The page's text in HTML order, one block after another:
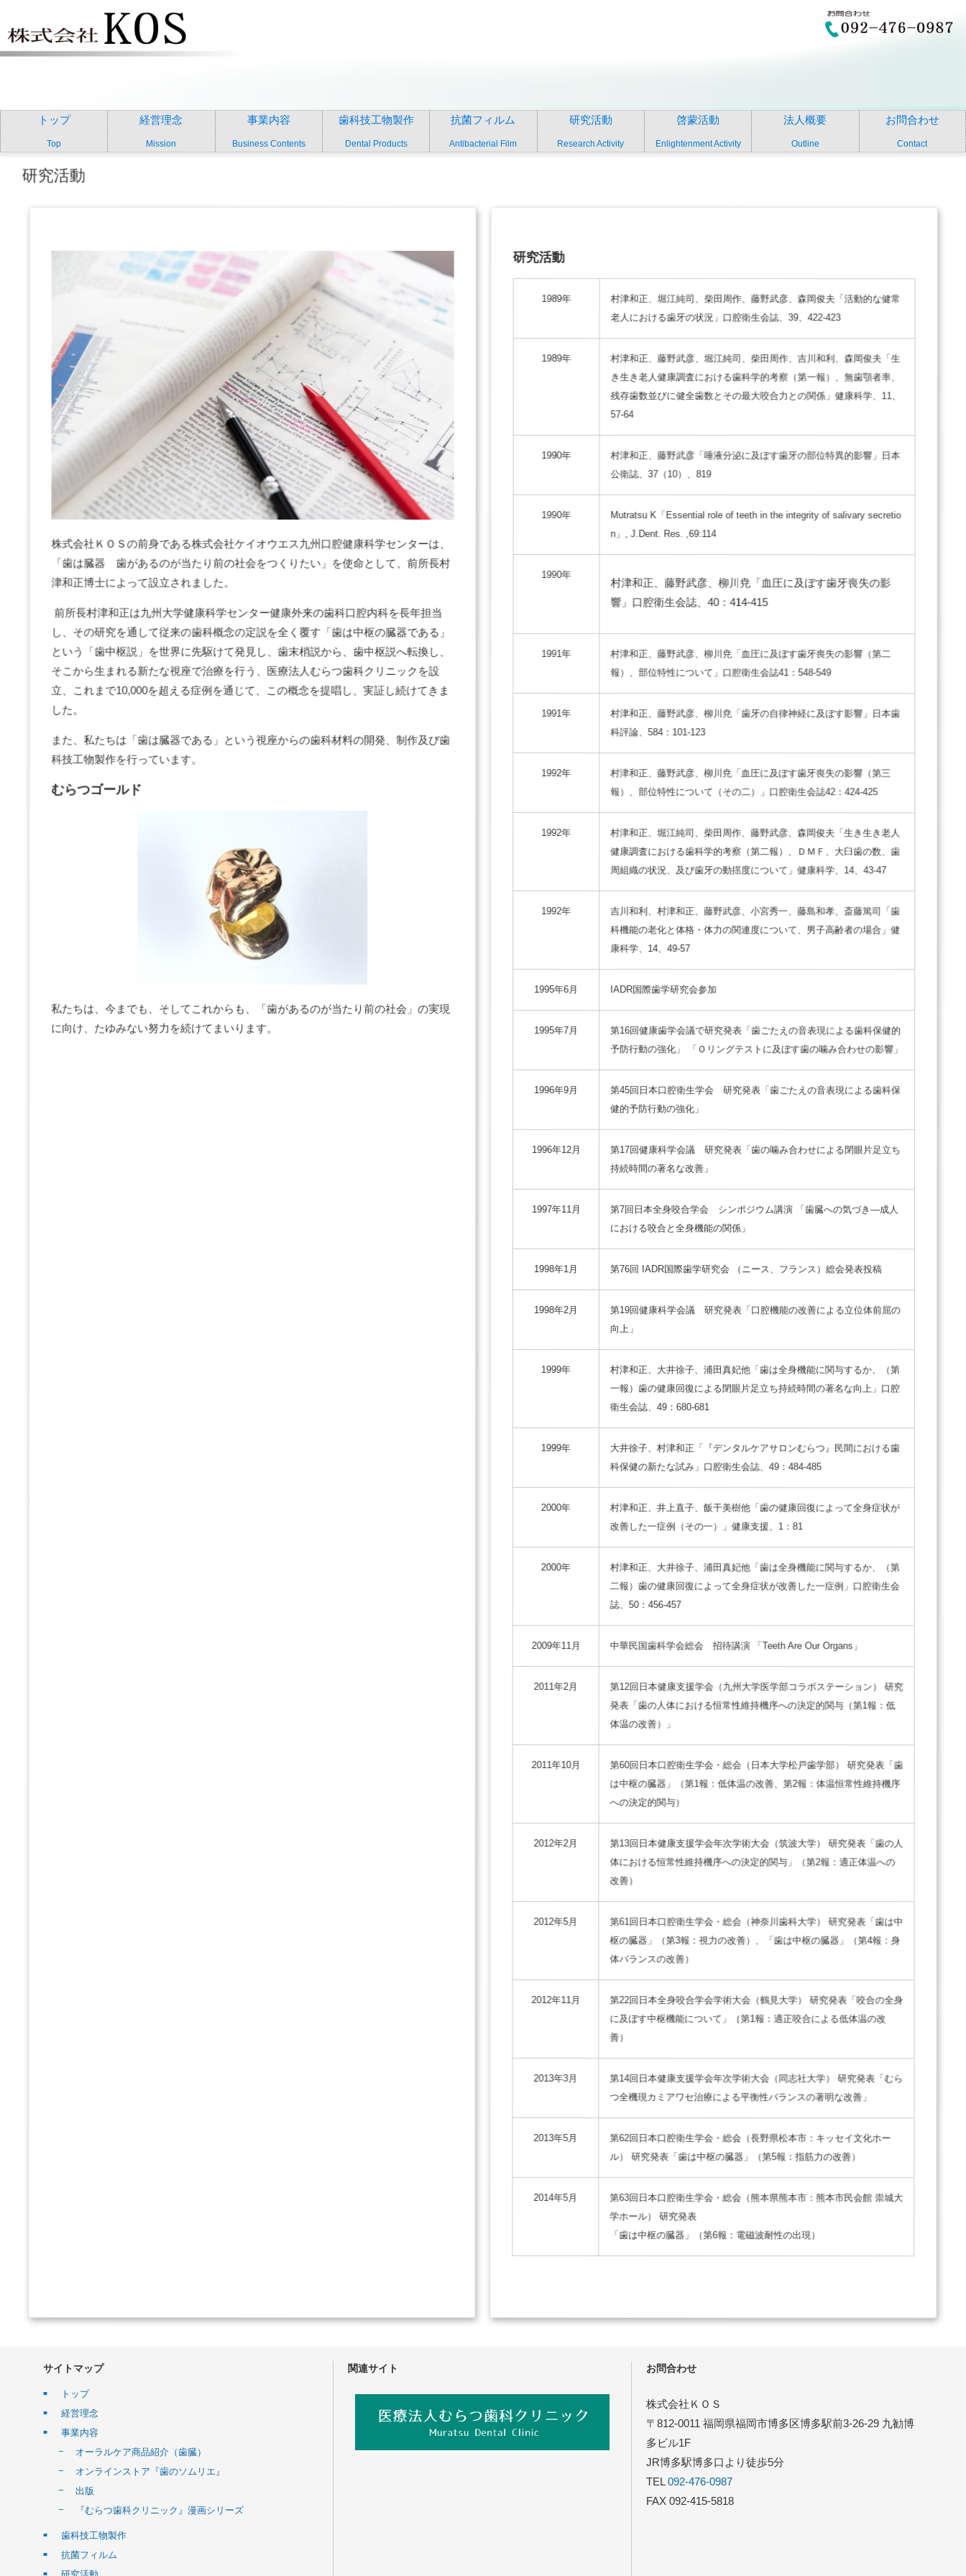
トップ
Top
経営理念
Mission
事業内容
Business Contents
歯科技工物製作
Dental Products
抗菌フィルム
Antibacterial Film
研究活動
Research Activity
啓蒙活動
Enlightenment Activity
法人概要
Outline
お問合わせ
Contact
研究活動
株式会社ＫＯＳの前身である株式会社ケイオウエス九州口腔健康科学センターは、
「歯は臓器 歯があるのが当たり前の社会をつくりたい」を使命として、前所長村
津和正博士によって設立されました。
前所長村津和正は九州大学健康科学センター健康外来の歯科口腔内科を長年担当
し、その研究を通して従来の歯科概念の定説を全く覆す「歯は中枢の臓器である」
という「歯中枢説」を世界に先駆けて発見し、歯末梢説から、歯中枢説へ転換し、
そこから生まれる新たな視座で治療を行う、医療法人むらつ歯科クリニックを設
立、これまで10,000を超える症例を通じて、この概念を提唱し、実証し続けてきま
した。
また、私たちは「歯は臓器である」という視座からの歯科材料の開発、制作及び歯
科技工物製作を行っています。
むらつゴールド
私たちは、今までも、そしてこれからも、「歯があるのが当たり前の社会」の実現
に向け、たゆみない努力を続けてまいります。
研究活動
1989年 村津和正、堀江純司、柴田周作、藤野武彦、森岡俊夫「活動的な健常
老人における歯牙の状況」口腔衛生会誌、39、422-423
1989年 村津和正、藤野武彦、堀江純司、柴田周作、吉川和利、森岡俊夫「生
き生き老人健康調査における歯科学的考察（第一報）、無歯顎者率、
残存歯数並びに健全歯数とその最大咬合力との関係」健康科学、11、
57-64
1990年 村津和正、藤野武彦「唾液分泌に及ぼす歯牙の部位特異的影響」日本
公衛誌、37（10）、819
1990年 Mutratsu K「Essential role of teeth in the integrity of salivary secretio
n」, J.Dent. Res. ,69:114
1990年
村津和正、藤野武彦、柳川尭「血圧に及ぼす歯牙喪失の影
響」口腔衛生会誌、40：414-415
1991年 村津和正、藤野武彦、柳川尭「血圧に及ぼす歯牙喪失の影響（第二
報）、部位特性について」口腔衛生会誌41：548-549
1991年 村津和正、藤野武彦、柳川尭「歯牙の自律神経に及ぼす影響」日本歯
科評論、584：101-123
1992年 村津和正、藤野武彦、柳川尭「血圧に及ぼす歯牙喪失の影響（第三
報）、部位特性について（その二）」口腔衛生会誌42：424-425
1992年
村津和正、堀江純司、柴田周作、藤野武彦、森岡俊夫「生き生き老人
健康調査における歯科学的考察（第二報）、ＤＭＦ、大臼歯の数、歯
周組織の状況、及び歯牙の動揺度について」健康科学、14、43-47
1992年
吉川和利、村津和正、藤野武彦、小宮秀一、藤島和孝、斎藤篤司「歯
科機能の老化と体格・体力の関連度について、男子高齢者の場合」健
康科学、14、49-57
1995年6月 IADR国際歯学研究会参加
1995年7月 第16回健康歯学会議で研究発表「歯ごたえの音表現による歯科保健的
予防行動の強化」 「Ｏリングテストに及ぼす歯の噛み合わせの影響」
1996年9月 第45回日本口腔衛生学会 研究発表「歯ごたえの音表現による歯科保
健的予防行動の強化」
1996年12月 第17回健康科学会議 研究発表「歯の噛み合わせによる閉眼片足立ち
持続時間の著名な改善」
1997年11月 第7回日本全身咬合学会 シンポジウム講演 「歯臓への気づき―成人
における咬合と全身機能の関係」
1998年1月 第76回 IADR国際歯学研究会 （ニース、フランス）総会発表投稿
1998年2月 第19回健康科学会議 研究発表「口腔機能の改善による立位体前屈の
向上」
1999年
村津和正、大井徐子、浦田真妃他「歯は全身機能に関与するか、（第
一報）歯の健康回復による閉眼片足立ち持続時間の著名な向上」口腔
衛生会誌、49：680-681
1999年 大井徐子、村津和正「『デンタルケアサロンむらつ』民間における歯
科保健の新たな試み」口腔衛生会誌、49：484-485
2000年 村津和正、井上直子、飯干美樹他「歯の健康回復によって全身症状が
改善した一症例（その一）」健康支援、1：81
2000年 村津和正、大井徐子、浦田真妃他「歯は全身機能に関与するか、（第
二報）歯の健康回復によって全身症状が改善した一症例」口腔衛生会
誌、50：456-457
2009年11月 中華民国歯科学会総会 招待講演 「Teeth Are Our Organs」
2011年2月 第12回日本健康支援学会（九州大学医学部コラボステーション） 研究
発表「歯の人体における恒常性維持機序への決定的関与（第1報：低
体温の改善）」
2011年10月 第60回日本口腔衛生学会・総会（日本大学松戸歯学部） 研究発表「歯
は中枢の臓器」（第1報：低体温の改善、第2報：体温恒常性維持機序
への決定的関与）
2012年2月 第13回日本健康支援学会年次学術大会（筑波大学） 研究発表「歯の人
体における恒常性維持機序への決定的関与」（第2報：適正体温への
改善）
2012年5月 第61回日本口腔衛生学会・総会（神奈川歯科大学） 研究発表「歯は中
枢の臓器」（第3報：視力の改善）、「歯は中枢の臓器」（第4報：身
体バランスの改善）
2012年11月 第22回日本全身咬合学会学術大会（鶴見大学） 研究発表「咬合の全身
に及ぼす中枢機能について」（第1報：適正咬合による低体温の改
善）
2013年3月 第14回日本健康支援学会年次学術大会（同志社大学） 研究発表「むら
つ全機現カミアワセ治療による平衡性バランスの著明な改善」
2013年5月 第62回日本口腔衛生学会・総会（長野県松本市：キッセイ文化ホー
ル） 研究発表「歯は中枢の臓器」（第5報：指筋力の改善）
2014年5月 第63回日本口腔衛生学会・総会（熊本県熊本市：熊本市民会館 崇城大
学ホール） 研究発表
「歯は中枢の臓器」（第6報：電磁波耐性の出現）
サイトマップ
トップ
経営理念
事業内容
オーラルケア商品紹介（歯臓）
オンラインストア『歯のソムリエ』
出版
『むらつ歯科クリニック』漫画シリーズ
歯科技工物製作
抗菌フィルム
関連サイト お問合わせ
株式会社ＫＯＳ
〒812-0011 福岡県福岡市博多区博多駅前3-26-29 九勧博
多ビル1F
JR博多駅博多口より徒歩5分
TEL 092-476-0987
FAX 092-415-5818